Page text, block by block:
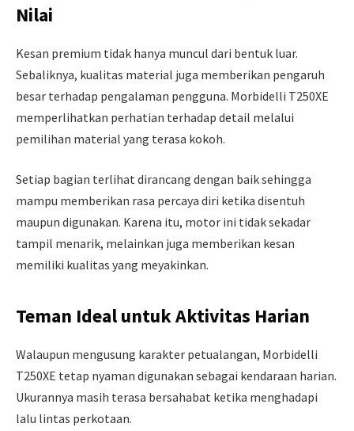
Nilai
Kesan premium tidak hanya muncul dari bentuk luar.
Sebaliknya, kualitas material juga memberikan pengaruh
besar terhadap pengalaman pengguna. Morbidelli T250XE
memperlihatkan perhatian terhadap detail melalui
pemilihan material yang terasa kokoh.
Setiap bagian terlihat dirancang dengan baik sehingga
mampu memberikan rasa percaya diri ketika disentuh
maupun digunakan. Karena itu, motor ini tidak sekadar
tampil menarik, melainkan juga memberikan kesan
memiliki kualitas yang meyakinkan.
Teman Ideal untuk Aktivitas Harian
Walaupun mengusung karakter petualangan, Morbidelli
T250XE tetap nyaman digunakan sebagai kendaraan harian.
Ukurannya masih terasa bersahabat ketika menghadapi
lalu lintas perkotaan.